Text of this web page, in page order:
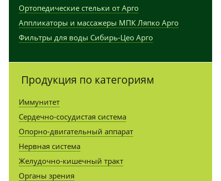
Ортопедические стельки от Арго
Аппликаторы и массажеры МПК Ляпко Арго
Фильтры для воды Сибирь-Цео Арго
Продукция по категориям
Иммунитет
Сердечно-сосудистая система
Опорно-двигательный аппарат
Нервная система
Желудочно-кишечный тракт
Органы зрения